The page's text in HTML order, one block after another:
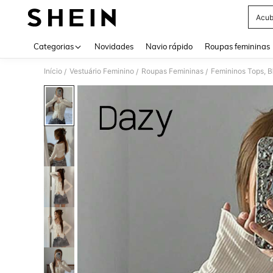
Categorias Novidades Navio rápido Roupas femininas
Início / Vestuário Feminino / Roupas Femininas / Femininos Tops,